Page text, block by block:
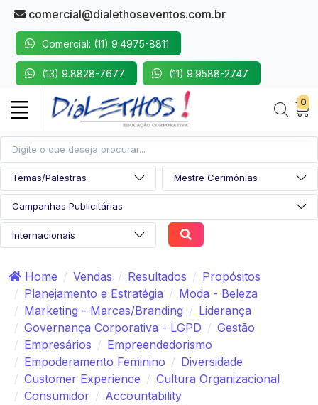
comercial@dialethoseventos.com.br
Comercial: (11) 9.4975-8811
(13) 9.8828-7677 (11) 9.9588-2747
0
Home Vendas Resultados
Propósitos
Planejamento e Estratégia
Moda - Beleza
Marketing - Marcas/Branding
Liderança
Governança Corporativa - LGPD
Gestão
Empresários
Empreendedorismo
Empoderamento Feminino
Diversidade
Customer Experience
Cultura Organizacional
Consumidor
Accountability